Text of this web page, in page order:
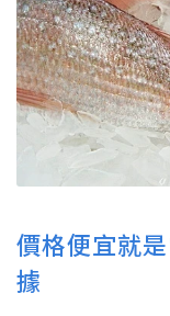
價格便宜就
據